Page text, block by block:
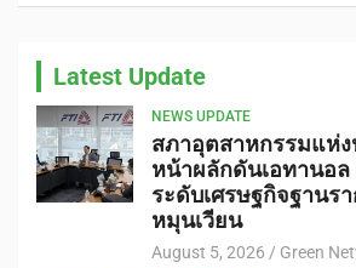
Latest Update
NEWS UPDATE
สภาอุตสาหกรรมแห่ง
หน้าผลักดันเอทานอล
ระดับเศรษฐกิจฐานร
หมุนเวียน
August 5, 2026 Green